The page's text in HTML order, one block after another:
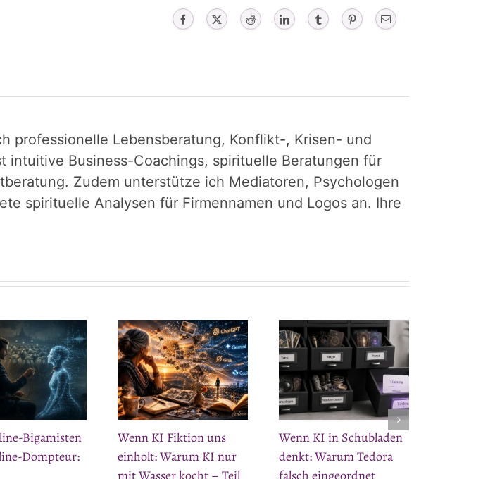
Facebook X Reddit LinkedIn Tumblr PinterestEmail
professionelle Lebensberatung, Konflikt-, Krisen- und
intuitive Business-Coachings, spirituelle Beratungen für
Zudem unterstütze ich Mediatoren, Psychologen
spirituelle Analysen für Firmennamen und Logos an. Ihre
Bigamisten
Dompteur:
Wenn KI Fiktion uns
einholt: Warum KI nur
Wenn KI in Schubladen
denkt: Warum Tedora